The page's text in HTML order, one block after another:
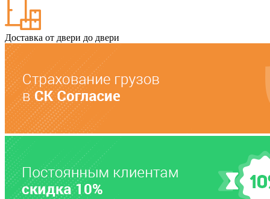
Доставка от двери до двери